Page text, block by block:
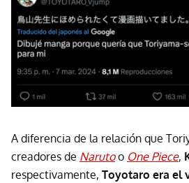
A diferencia de la relación que
creadores de Narutoo One Piece,
respectivamente, Toyotaro era el